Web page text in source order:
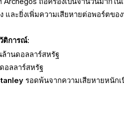
และยิ่งเพิ่มความเสียหายต่อพอร์ตข
ติการณ์:
านดอลลาร์สหรัฐ
ลลาร์สหรัฐ
รอดพ้นจากความเสียหายหนัก